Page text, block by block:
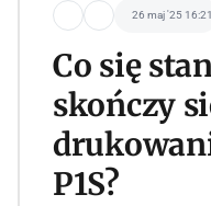
26 maj '25 16:21
Co się
skończy
P1S?